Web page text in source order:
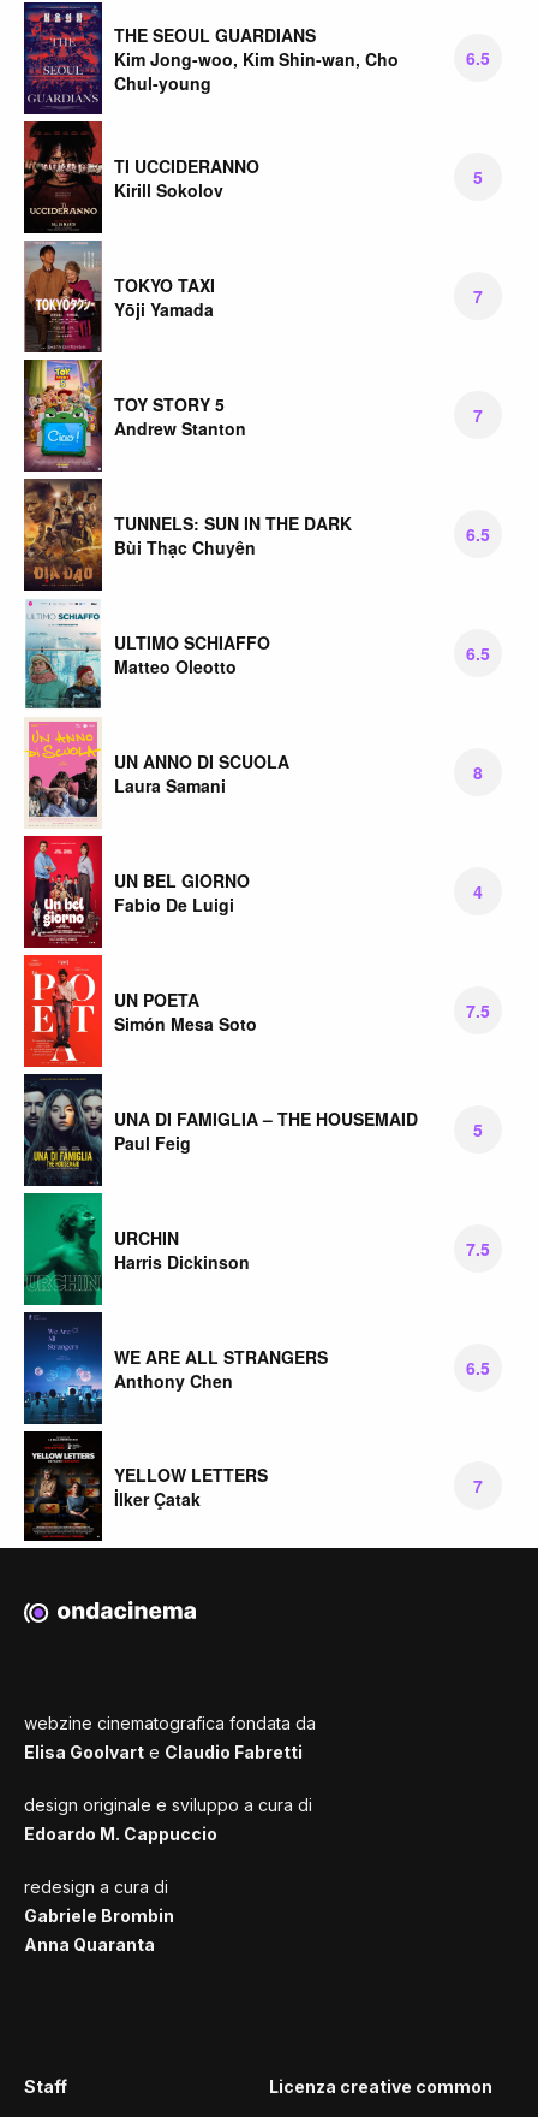
THE SEOUL GUARDIANS
Kim Jong-woo, Kim Shin-wan, Cho
Chul-young
6.5
TI UCCIDERANNO
Kirill Sokolov
5
TOKYO TAXI
Yōji Yamada
7
TOY STORY 5
Andrew Stanton
7
TUNNELS: SUN IN THE DARK
Bùi Thạc Chuyên
6.5
ULTIMO SCHIAFFO
Matteo Oleotto
6.5
UN ANNO DI SCUOLA
Laura Samani
8
UN BEL GIORNO
Fabio De Luigi
4
UN POETA
Simón Mesa Soto
7.5
UNA DI FAMIGLIA – THE HOUSEMAID
Paul Feig
5
URCHIN
Harris Dickinson
7.5
WE ARE ALL STRANGERS
Anthony Chen
6.5
YELLOW LETTERS
İlker Çatak
7
webzine cinematografica fondata da
Elisa Goolvart e Claudio Fabretti
design originale e sviluppo a cura di
Edoardo M. Cappuccio
redesign a cura di
Gabriele Brombin
Anna Quaranta
Staff Licenza creative common